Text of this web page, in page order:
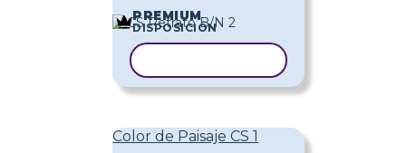
PREMIUM
DISPOSICIÓN
Color de Paisaje CS 1